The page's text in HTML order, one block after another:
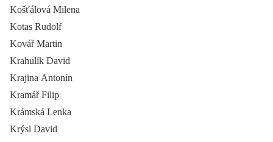
Košťálová Milena
Kotas Rudolf
Kovář Martin
Krahulík David
Krajina Antonín
Kramář Filip
Krámská Lenka
Krýsl David